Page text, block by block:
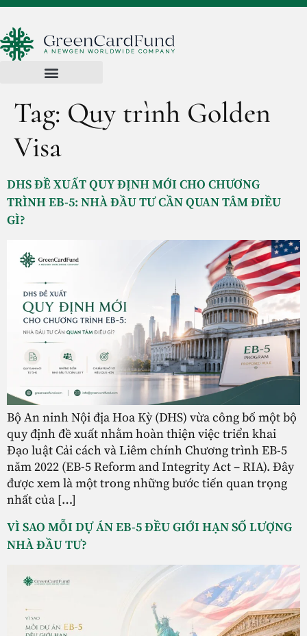
Tag: Quy trình Golden
Visa
DHS ĐỀ XUẤT QUY ĐỊNH MỚI CHO CHƯƠNG
TRÌNH EB-5: NHÀ ĐẦU TƯ CẦN QUAN TÂM ĐIỀU
GÌ?
Bộ An ninh Nội địa Hoa Kỳ (DHS) vừa công bố một bộ
quy định đề xuất nhằm hoàn thiện việc triển khai
Đạo luật Cải cách và Liêm chính Chương trình EB-5
năm 2022 (EB-5 Reform and Integrity Act – RIA). Đây
được xem là một trong những bước tiến quan trọng
nhất của […]
VÌ SAO MỖI DỰ ÁN EB-5 ĐỀU GIỚI HẠN SỐ LƯỢNG
NHÀ ĐẦU TƯ?